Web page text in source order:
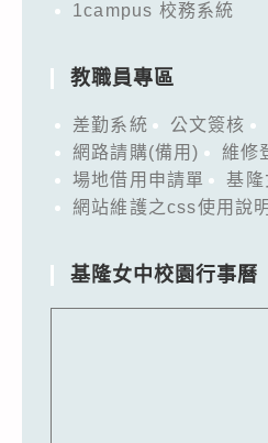
1campus 校務系統
教職員專區
差勤系統 公文簽核
網路請購(備用)
維修
場地借用申請單
基
網站維護之css使用說明
基隆女中校園行事曆